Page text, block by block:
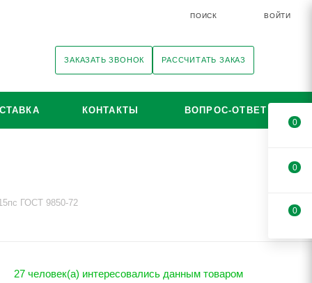
ПОИСК ВОЙТИ
ЗАКАЗАТЬ ЗВОНОК РАССЧИТАТЬ ЗАКАЗ
КОНТАКТЫ ВОПРОС-ОТВЕТ
ГОСТ 9850-72
27 человек(а) интересовались данным товаром
0
0
0